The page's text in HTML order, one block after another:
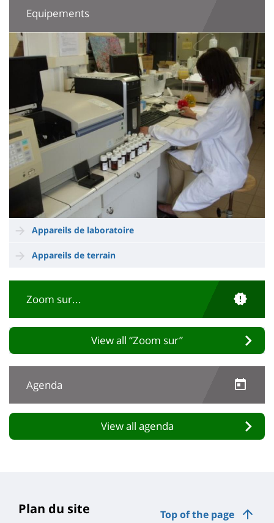
Equipements
Imagen
Appareils de laboratoire
Appareils de terrain
Zoom sur...
View all “Zoom sur”
Agenda
View all agenda
Top of the page
Plan du site